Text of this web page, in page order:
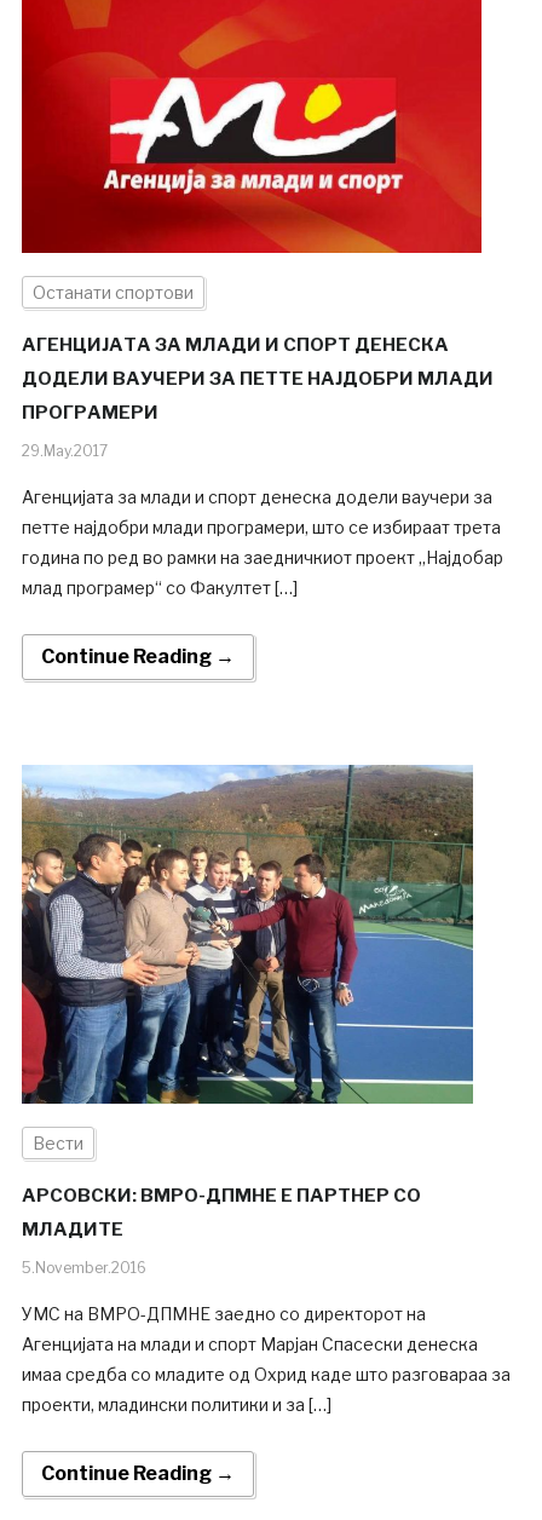
Останати спортови
АГЕНЦИЈАТА ЗА МЛАДИ И СПОРТ ДЕНЕСКА
ДОДЕЛИ ВАУЧЕРИ ЗА ПЕТТЕ НАЈДОБРИ МЛАДИ
ПРОГРАМЕРИ
29.May.2017
Агенцијата за млади и спорт денеска додели ваучери за
петте најдобри млади програмери, што се избираат трета
година по ред во рамки на заедничкиот проект „Најдобар
млад програмер“ со Факултет […]
Continue Reading →
Вести
АРСОВСКИ: ВМРО-ДПМНЕ Е ПАРТНЕР СО
МЛАДИТЕ
5.November.2016
УМС на ВМРО-ДПМНЕ заедно со директорот на
Агенцијата на млади и спорт Марјан Спасески денеска
имаа средба со младите од Охрид каде што разговараа за
проекти, младински политики и за […]
Continue Reading →